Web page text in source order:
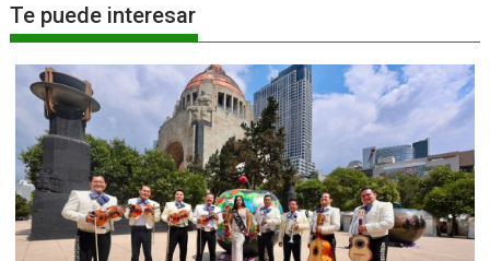
Te puede interesar